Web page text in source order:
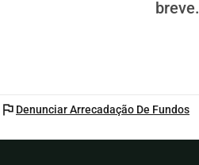
breve.
flag Denunciar Arrecadação De Fundos